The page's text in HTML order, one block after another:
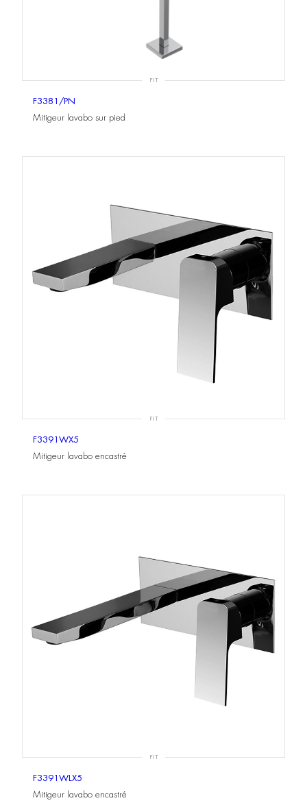
FIT
F3381/PN
Mitigeur lavabo sur pied
FIT
F3391WX5
Mitigeur lavabo encastré
FIT
F3391WLX5
Mitigeur lavabo encastré